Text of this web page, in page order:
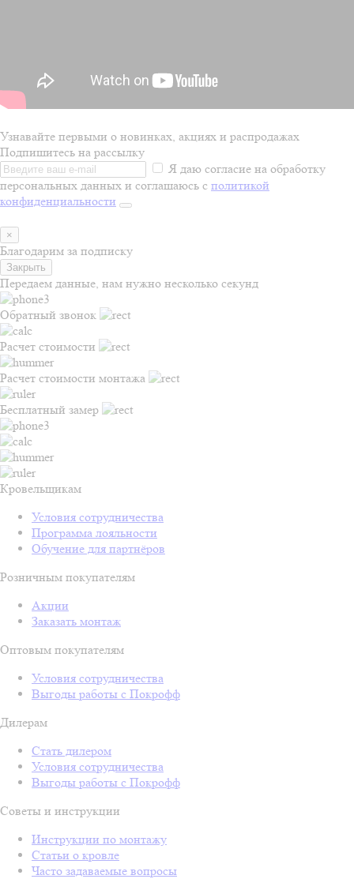
Узнавайте первыми о новинках, акциях и распродажах
Подпишитесь на рассылку
Я даю согласие на обработку
персональных данных и соглашаюсь с политикой
конфиденциальности
×
Благодарим за подписку
Закрыть
Передаем данные, нам нужно несколько секунд
Обратный звонок
Расчет стоимости
Расчет стоимости монтажа
Бесплатный замер
Кровельщикам
Условия сотрудничества
Программа лояльности
Обучение для партнёров
Розничным покупателям
Акции
Заказать монтаж
Оптовым покупателям
Условия сотрудничества
Выгоды работы с Покрофф
Дилерам
Стать дилером
Условия сотрудничества
Выгоды работы с Покрофф
Советы и инструкции
Инструкции по монтажу
Статьи о кровле
Часто задаваемые вопросы